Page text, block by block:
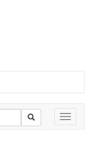
Toggle